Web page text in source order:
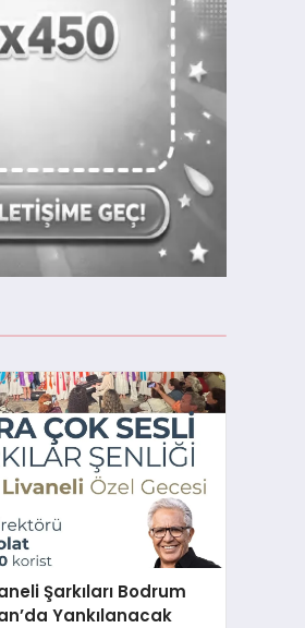
YANGIN! KÖYLER
ilçesinde sabah saatlerinde
sıçrayan yangınla
Mahallesi'nde zirai
karadan seferber olduğunu
Şarkıları Bodrum
Yankılanacak